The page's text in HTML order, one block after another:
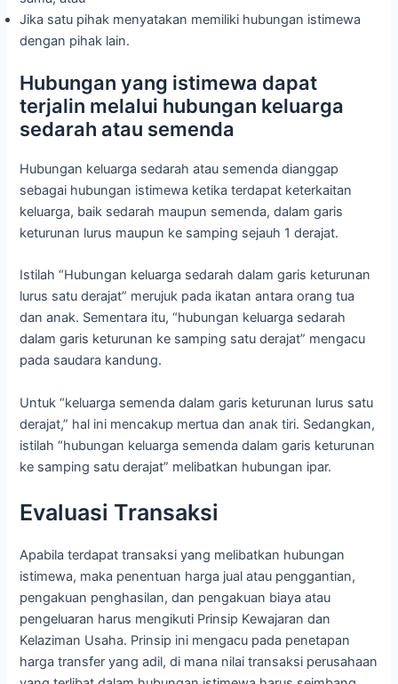
Jika satu pihak menyatakan memiliki hubungan istimewa
dengan pihak lain.
Hubungan yang istimewa dapat
terjalin melalui hubungan keluarga
sedarah atau semenda
Hubungan keluarga sedarah atau semenda dianggap
sebagai hubungan istimewa ketika terdapat keterkaitan
keluarga, baik sedarah maupun semenda, dalam garis
keturunan lurus maupun ke samping sejauh 1 derajat.
Istilah “Hubungan keluarga sedarah dalam garis keturunan
lurus satu derajat” merujuk pada ikatan antara orang tua
dan anak. Sementara itu, “hubungan keluarga sedarah
dalam garis keturunan ke samping satu derajat” mengacu
pada saudara kandung.
Untuk “keluarga semenda dalam garis keturunan lurus satu
derajat,” hal ini mencakup mertua dan anak tiri. Sedangkan,
istilah “hubungan keluarga semenda dalam garis keturunan
ke samping satu derajat” melibatkan hubungan ipar.
Evaluasi Transaksi
Apabila terdapat transaksi yang melibatkan hubungan
istimewa, maka penentuan harga jual atau penggantian,
pengakuan penghasilan, dan pengakuan biaya atau
pengeluaran harus mengikuti Prinsip Kewajaran dan
Kelaziman Usaha. Prinsip ini mengacu pada penetapan
harga transfer yang adil, di mana nilai transaksi perusahaan